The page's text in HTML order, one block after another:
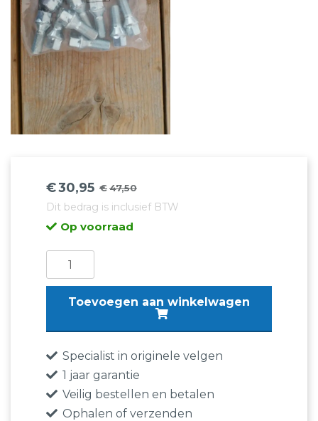
€47,50
Oorspronkelijke
prijs
was:
€47,50.
€30,95
Huidige
prijs
is:
€30,95.
Dit bedrag is inclusief BTW
Op voorraad
Wielbouten
|
aantal
Toevoegen aan winkelwagen
Specialist in originele velgen
1 jaar garantie
Veilig bestellen en betalen
Ophalen of verzenden